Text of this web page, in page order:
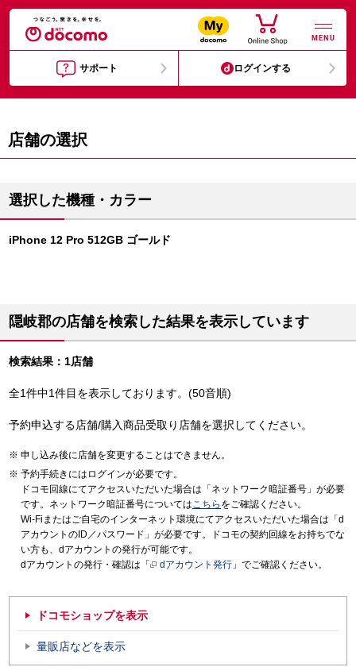
MENU
サポート ログインする
店舗の選択
選択した機種・カラー
iPhone 12 Pro 512GB ゴールド
隠岐郡の店舗を検索した結果を表示しています
検索結果：1店舗
全1件中1件目を表示しております。(50音順)
予約申込する店舗/購入商品受取り店舗を選択してください。
申し込み後に店舗を変更することはできません。
予約手続きにはログインが必要です。
ドコモ回線にてアクセスいただいた場合は「ネットワーク暗証番号」が必要
です。ネットワーク暗証番号についてはこちら をご確認ください。
Wi-Fiまたはご自宅のインターネット環境にてアクセスいただいた場合は「d
アカウントのID／パスワード」が必要です。ドコモの契約回線をお持ちでな
い方も、dアカウントの発行が可能です。
dアカウントの発行・確認は「
dアカウント発行 」でご確認ください。
ドコモショップを表示
量販店などを表示